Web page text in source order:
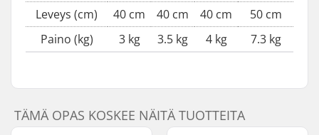
Leveys (cm)
40 cm 40 cm 40 cm
50 cm
Paino (kg)
3 kg 3.5 kg 4 kg 7.3 kg
TÄMÄ OPAS KOSKEE NÄITÄ TUOTTEITA